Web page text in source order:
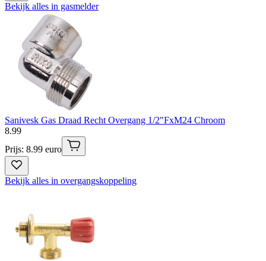
Bekijk alles in gasmelder
Sanivesk Gas Draad Recht Overgang 1/2"FxM24 Chroom
8.99
Prijs: 8.99 euro
Bekijk alles in overgangskoppeling